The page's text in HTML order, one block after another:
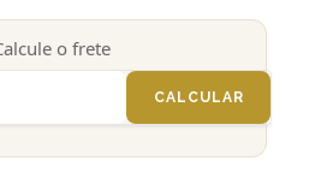
o frete
CALCULAR